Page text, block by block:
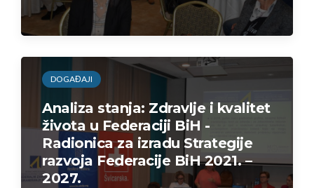
DOGAĐAJI
Analiza stanja: Zdravlje i kvalitet
života u Federaciji BiH -
Radionica za izradu Strategije
razvoja Federacije BiH 2021. –
2027.